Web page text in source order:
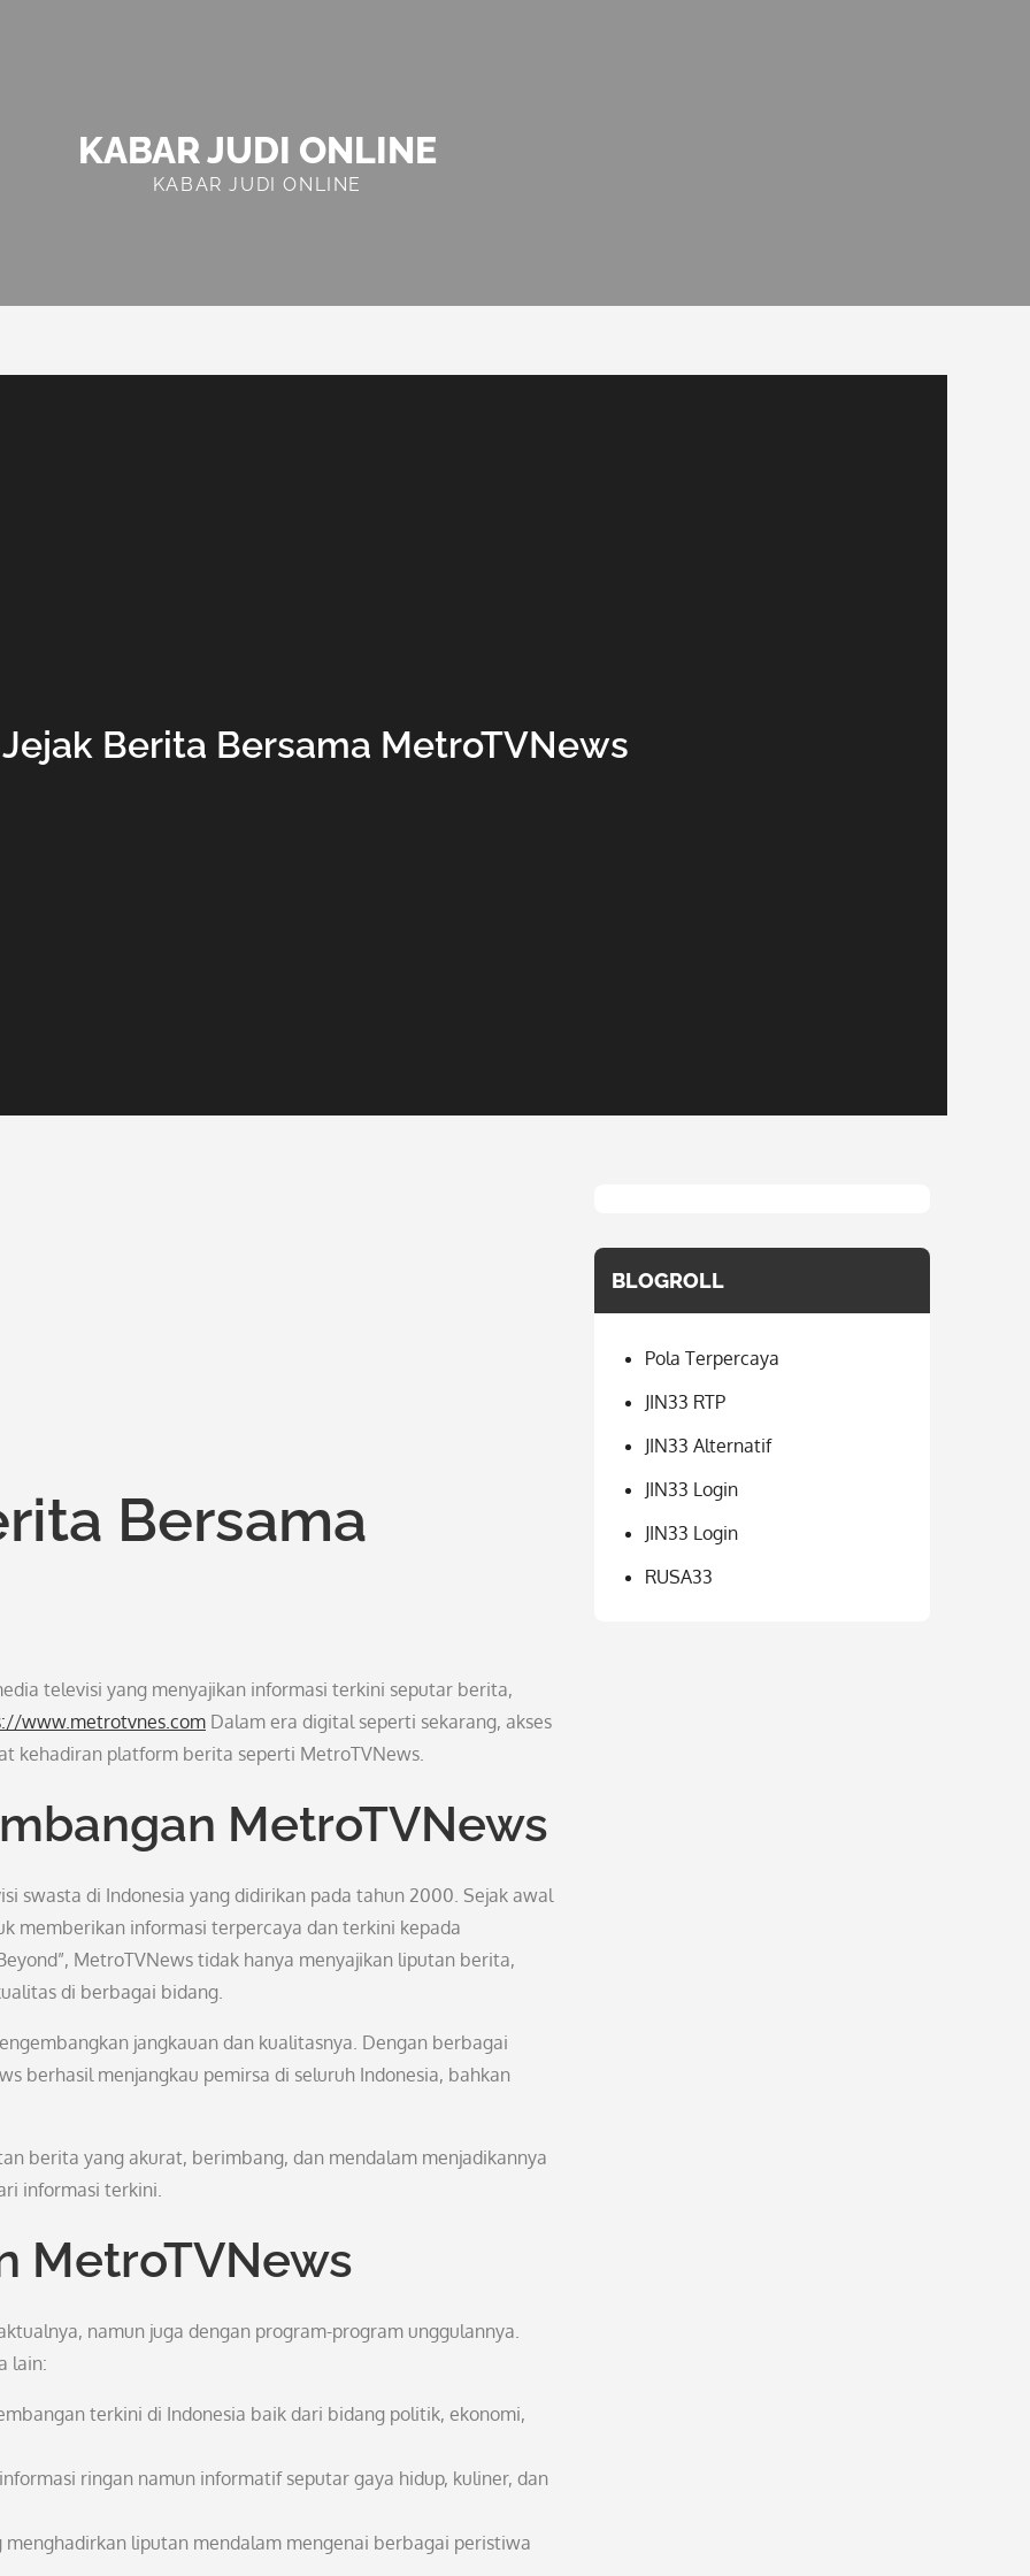
KABAR JUDI ONLINE
KABAR JUDI ONLINE
Berita Bersama MetroTVNews
Bersama
televisi yang menyajikan informasi terkini seputar berita,
www.metrotvnes.com Dalam era digital seperti sekarang, akses
kehadiran platform berita seperti MetroTVNews.
MetroTVNews
swasta di Indonesia yang didirikan pada tahun 2000. Sejak awal
memberikan informasi terpercaya dan terkini kepada
MetroTVNews tidak hanya menyajikan liputan berita,
di berbagai bidang.
jangkauan dan kualitasnya. Dengan berbagai
berhasil menjangkau pemirsa di seluruh Indonesia, bahkan
berita yang akurat, berimbang, dan mendalam menjadikannya
informasi terkini.
MetroTVNews
namun juga dengan program-program unggulannya.
lain:
terkini di Indonesia baik dari bidang politik, ekonomi,
ringan namun informatif seputar gaya hidup, kuliner, dan
liputan mendalam mengenai berbagai peristiwa
BLOGROLL
Pola Terpercaya
JIN33 RTP
JIN33 Alternatif
JIN33 Login
JIN33 Login
RUSA33